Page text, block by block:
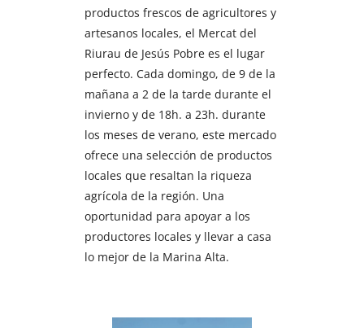
productos frescos de agricultores y
artesanos locales, el Mercat del
Riurau de Jesús Pobre es el lugar
perfecto. Cada domingo, de 9 de la
mañana a 2 de la tarde durante el
invierno y de 18h. a 23h. durante
los meses de verano, este mercado
ofrece una selección de productos
locales que resaltan la riqueza
agrícola de la región. Una
oportunidad para apoyar a los
productores locales y llevar a casa
lo mejor de la Marina Alta.